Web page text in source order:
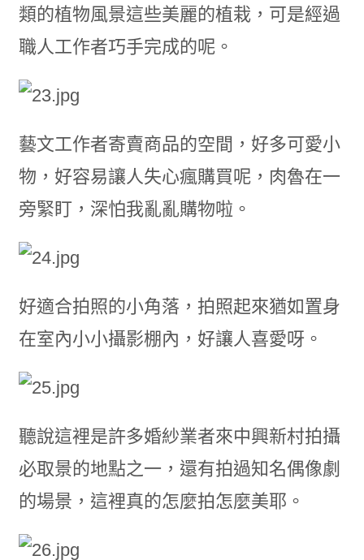
類的植物風景這些美麗的植栽，可是經過
職人工作者巧手完成的呢。
藝文工作者寄賣商品的空間，好多可愛小
物，好容易讓人失心瘋購買呢，肉魯在一
旁緊盯，深怕我亂亂購物啦。
好適合拍照的小角落，拍照起來猶如置身
在室內小小攝影棚內，好讓人喜愛呀。
聽說這裡是許多婚紗業者來中興新村拍攝
必取景的地點之一，還有拍過知名偶像劇
的場景，這裡真的怎麼拍怎麼美耶。